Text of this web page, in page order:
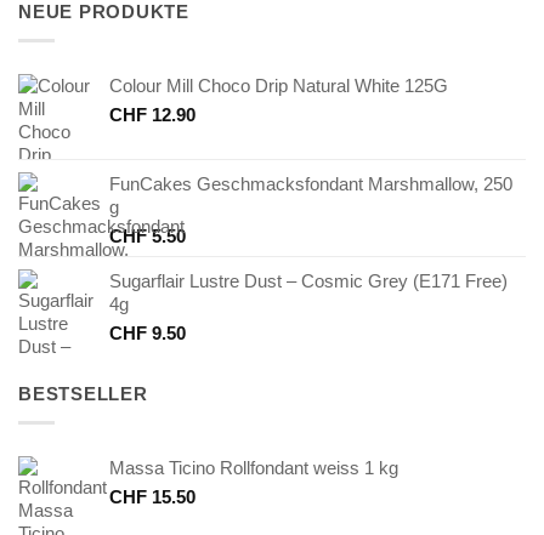
NEUE PRODUKTE
Colour Mill Choco Drip Natural White 125G
CHF 12.90
FunCakes Geschmacksfondant Marshmallow, 250
g
CHF5.50
Sugarflair Lustre Dust – Cosmic Grey (E171 Free)
4g
CHF 9.50
BESTSELLER
Massa Ticino Rollfondant weiss 1 kg
CHF 15.50